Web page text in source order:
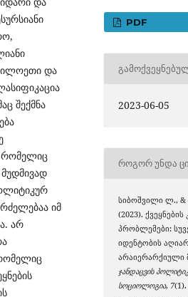
და
შექმნა
რომელიც
იმ
არ
PDF
2023-06-05
ᲠᲝᲒᲝᲠ ᲣᲜᲓᲐ
სიბოშვილი ლ.,
(2023).
პრობლემები:
იდენტობის
არაიერარქიული
ჯანდაცვის
სოციოლოგია, 7